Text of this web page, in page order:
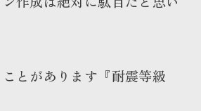
とがあります『耐震等級